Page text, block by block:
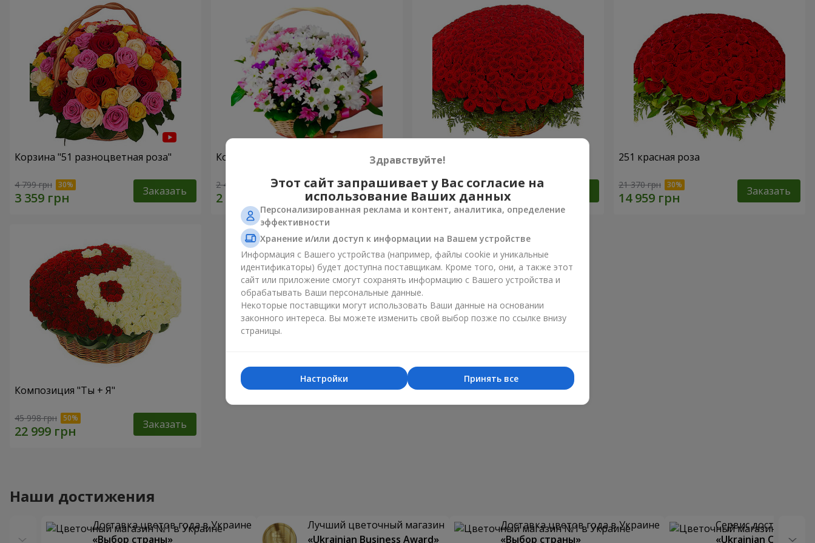
Корзина "51 разноцветная роза"
4 799 грн Заказать
Корзина хризантем "Яркая поляна"
2 469 грн Заказать
501 красная роза
49 271 грн
251 красная роза
21 370 грн Заказать
Композиция "Ты + Я"
45 998 грн Заказать
Наши достижения
Доставка цветов года в Украине
«Выбор страны»
Лучший цветочный магазин
«Ukrainian Business Award»
Доставка цветов года в Украине
«Выбор страны»
Сервис доставки
«Ukrainian Choice»
Здравствуйте!
Этот сайт запрашивает у Вас согласие на
использование Ваших данных
Персонализированная реклама и контент, аналитика, определение
эффективности
Хранение и/или доступ к информации на Вашем устройстве
Информация с Вашего устройства (например, файлы cookie и уникальные
идентификаторы) будет доступна поставщикам. Кроме того, они, а также этот
сайт или приложение смогут сохранять информацию с Вашего устройства и
обрабатывать Ваши персональные данные.
Некоторые поставщики могут использовать Ваши данные на основании
законного интереса. Вы можете изменить свой выбор позже по ссылке внизу
страницы.
Принять все
Настройки